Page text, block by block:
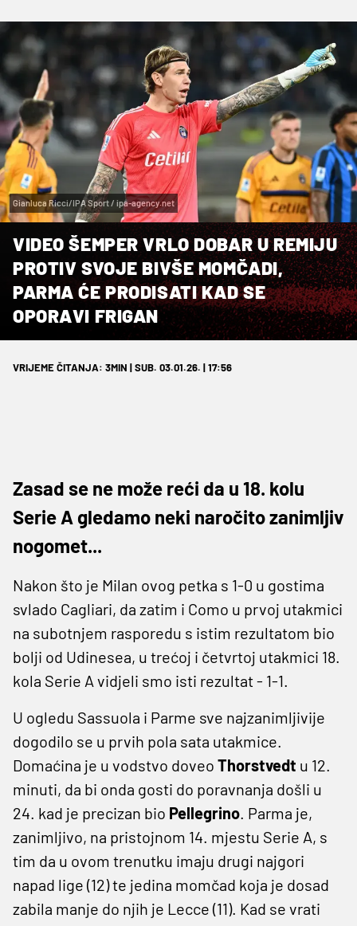
Gianluca Ricci/IPA Sport / ipa-agency.net
VIDEO ŠEMPER VRLO DOBAR U REMIJU
PROTIV SVOJE BIVŠE MOMČADI,
PARMA ĆE PRODISATI KAD SE
OPORAVI FRIGAN
VRIJEME ČITANJA: 3MIN | SUB. 03.01.26. | 17:56
Zasad se ne može reći da u 18. kolu
Serie A gledamo neki naročito zanimljiv
nogomet...
Nakon što je Milan ovog petka s 1-0 u gostima
svlado Cagliari, da zatim i Como u prvoj utakmici
na subotnjem rasporedu s istim rezultatom bio
bolji od Udinesea, u trećoj i četvrtoj utakmici 18.
kola Serie A vidjeli smo isti rezultat - 1-1.
U ogledu Sassuola i Parme sve najzanimljivije
dogodilo se u prvih pola sata utakmice.
Domaćina je u vodstvo doveo Thorstvedt u 12.
minuti, da bi onda gosti do poravnanja došli u
24. kad je precizan bio Pellegrino. Parma je,
zanimljivo, na pristojnom 14. mjestu Serie A, s
tim da u ovom trenutku imaju drugi najgori
napad lige (12) te jedina momčad koja je dosad
zabila manje do njih je Lecce (11). Kad se vrati